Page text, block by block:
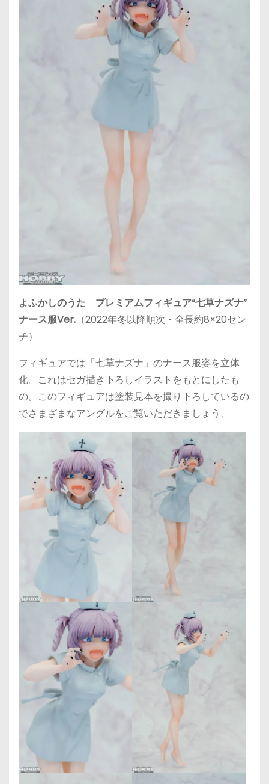
よふかしのうた プレミアムフィギュア“七草ナズナ”
ナース服Ver. （2022年冬以降順次・全長約8×20セン
チ）
フィギュアでは「七草ナズナ」のナース服姿を立体
化。これはセガ描き下ろしイラストをもとにしたも
の。このフィギュアは塗装見本を撮り下ろしているの
でさまざまなアングルをご覧いただきましょう、